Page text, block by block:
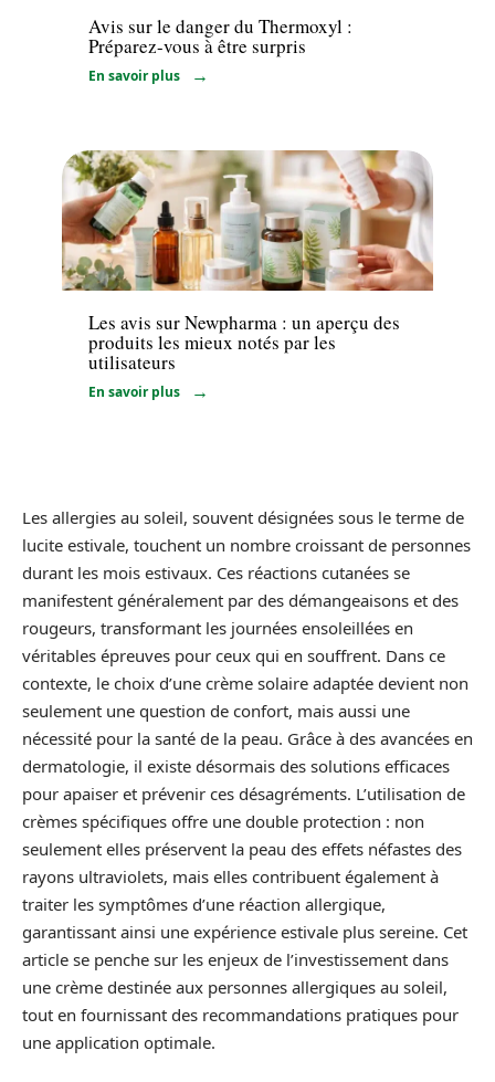
Avis sur le danger du Thermoxyl :
Préparez-vous à être surpris
En savoir plus
Santé
Les avis sur Newpharma : un aperçu des
produits les mieux notés par les
utilisateurs
En savoir plus
Les allergies au soleil, souvent désignées sous le terme de
lucite estivale, touchent un nombre croissant de personnes
durant les mois estivaux. Ces réactions cutanées se
manifestent généralement par des démangeaisons et des
rougeurs, transformant les journées ensoleillées en
véritables épreuves pour ceux qui en souffrent. Dans ce
contexte, le choix d’une crème solaire adaptée devient non
seulement une question de confort, mais aussi une
nécessité pour la santé de la peau. Grâce à des avancées en
dermatologie, il existe désormais des solutions efficaces
pour apaiser et prévenir ces désagréments. L’utilisation de
crèmes spécifiques offre une double protection : non
seulement elles préservent la peau des effets néfastes des
rayons ultraviolets, mais elles contribuent également à
traiter les symptômes d’une réaction allergique,
garantissant ainsi une expérience estivale plus sereine. Cet
article se penche sur les enjeux de l’investissement dans
une crème destinée aux personnes allergiques au soleil,
tout en fournissant des recommandations pratiques pour
une application optimale.